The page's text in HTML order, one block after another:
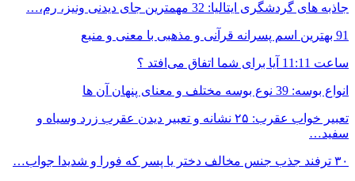
جاذبه های گردشگری ایتالیا: 32 مهمترین جای دیدنی ونیز، رم،…
91 بهترین اسم پسرانه قرآنی و مذهبی با معنی و منبع
ساعت 11:11 آیا برای شما اتفاق می‌افتد ؟
انواع بوسه: 39 نوع بوسه مختلف و معنای پنهان آن ها
تعبیر خواب عقرب: ۲۵ نشانه و تعبیر دیدن عقرب زرد وسیاه و
سفید…
۳۰ ترفند جذب جنس مخالف دختر یا پسر که فورا و شدیدا جواب…